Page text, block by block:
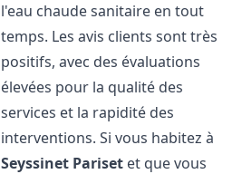
l'eau chaude sanitaire en tout
temps. Les avis clients sont très
positifs, avec des évaluations
élevées pour la qualité des
services et la rapidité des
interventions. Si vous habitez à
Seyssinet Pariset et que vous